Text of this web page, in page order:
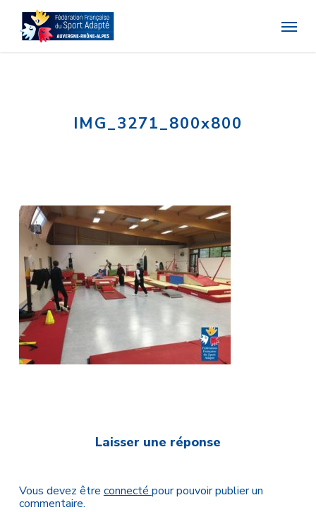
main
content
Menu
IMG_3271_800x800
Laisser une réponse
Vous devez être connecté pour pouvoir publier un
commentaire.